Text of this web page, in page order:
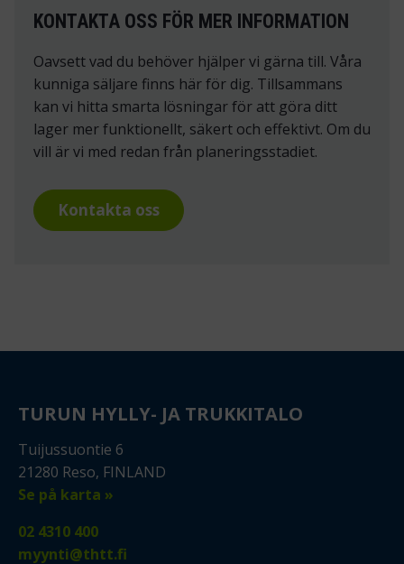
KONTAKTA OSS FÖR MER INFORMATION
Oavsett vad du behöver hjälper vi gärna till. Våra
kunniga säljare finns här för dig. Tillsammans
kan vi hitta smarta lösningar för att göra ditt
lager mer funktionellt, säkert och effektivt. Om du
vill är vi med redan från planeringsstadiet.
Kontakta oss
TURUN HYLLY- JA TRUKKITALO
Tuijussuontie 6
21280 Reso, FINLAND
Se på karta »
02 4310 400
myynti@thtt.fi